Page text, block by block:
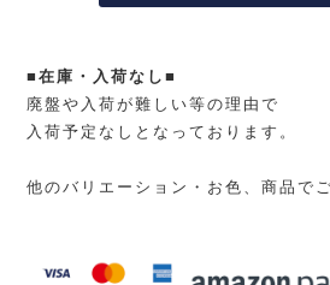
■在庫・入荷なし■
廃盤や入荷が難しい等の理由で
入荷予定なしとなっております。
他のバリエーション・お色、商品で